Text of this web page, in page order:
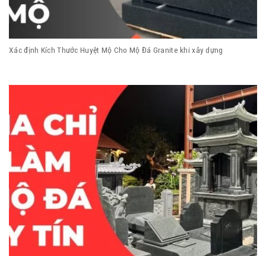
Xác định Kích Thước Huyệt Mộ Cho Mộ Đá Granite khi xây dựng